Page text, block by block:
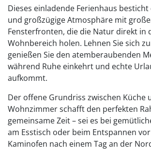
Dieses einladende Ferienhaus
und großzügige Atmosphäre mit
Fensterfronten, die die Natur direkt in
Wohnbereich holen. Lehnen Sie sich
genießen Sie den atemberaubenden
während Ruhe einkehrt und echte
aufkommt.
Der offene Grundriss zwischen Küche
Wohnzimmer schafft den perfekten
gemeinsame Zeit – sei es bei
am Esstisch oder beim Entspannen
Kaminofen nach einem Tag an der